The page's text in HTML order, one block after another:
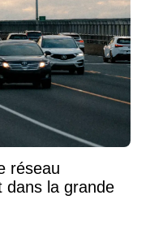
réseau
dans la grande